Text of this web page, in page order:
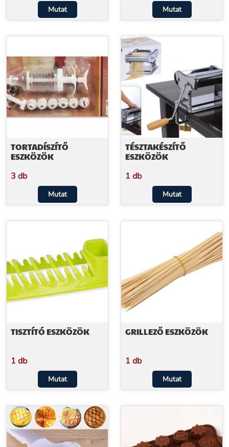
Mutat Mutat
TORTADÍSZÍTŐ
ESZKÖZÖK
3 db
Mutat
TÉSZTAKÉSZÍTŐ
ESZKÖZÖK
1 db
Mutat
TISZTÍTÓ ESZKÖZÖK
1 db
Mutat
GRILLEZŐ ESZKÖZÖK
1 db
Mutat